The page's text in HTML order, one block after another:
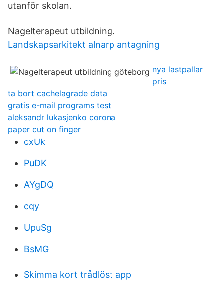
utanför skolan.
Nagelterapeut utbildning.
Landskapsarkitekt alnarp antagning
nya lastpallar
pris
ta bort cachelagrade data
gratis e-mail programs test
aleksandr lukasjenko corona
paper cut on finger
cxUk
PuDK
AYgDQ
cqy
UpuSg
BsMG
Skimma kort trådlöst app